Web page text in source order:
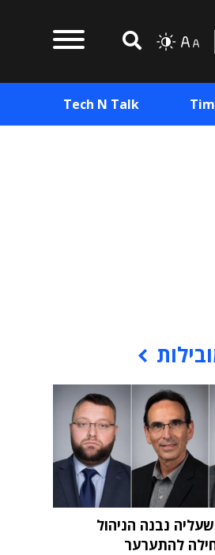
Tech N Talk
נבנה הניהול
להתערער